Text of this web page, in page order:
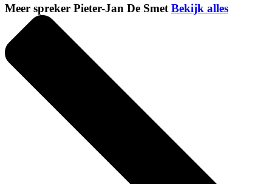
Meer spreker Pieter-Jan De Smet Bekijk alles